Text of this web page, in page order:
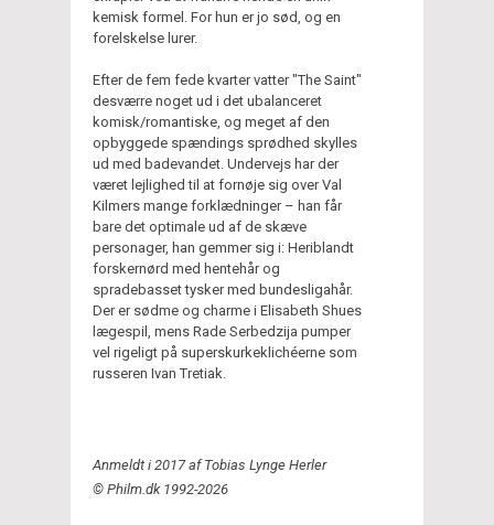
kemisk formel. For hun er jo sød, og en
forelskelse lurer.
Efter de fem fede kvarter vatter "The Saint"
desværre noget ud i det ubalanceret
komisk/romantiske, og meget af den
opbyggede spændings sprødhed skylles
ud med badevandet. Undervejs har der
været lejlighed til at fornøje sig over Val
Kilmers mange forklædninger – han får
bare det optimale ud af de skæve
personager, han gemmer sig i: Heriblandt
forskernørd med hentehår og
spradebasset tysker med bundesligahår.
Der er sødme og charme i Elisabeth Shues
lægespil, mens Rade Serbedzija pumper
vel rigeligt på superskurkeklichéerne som
russeren Ivan Tretiak.
Anmeldt i 2017 af Tobias Lynge Herler
© Philm.dk 1992-2026